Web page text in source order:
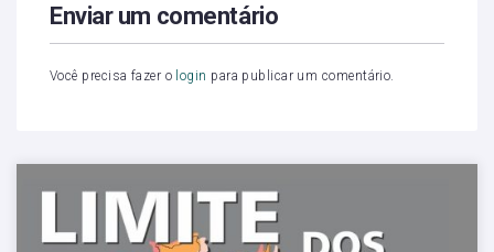
Enviar um comentário
Você precisa fazer o login para publicar um comentário.